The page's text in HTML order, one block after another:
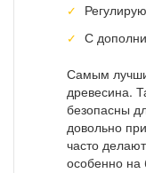
С
Самым
древесина.
безопасны
довольно
часто
особенно